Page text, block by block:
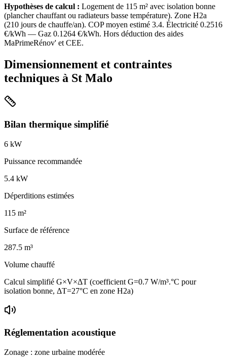
Hypothèses de calcul : Logement de 115 m² avec isolation bonne
(plancher chauffant ou radiateurs basse température). Zone H2a
(210 jours de chauffe/an). COP moyen estimé 3.4. Électricité 0.2516
€/kWh — Gaz 0.1264 €/kWh. Hors déduction des aides
MaPrimeRénov' et CEE.
Dimensionnement et contraintes
techniques à St Malo
Bilan thermique simplifié
6 kW
Puissance recommandée
5.4 kW
Déperditions estimées
115 m²
Surface de référence
287.5 m³
Volume chauffé
Calcul simplifié G×V×ΔT (coefficient G=0.7 W/m³.°C pour
isolation bonne, ΔT=27°C en zone H2a)
Réglementation acoustique
Zonage : zone urbaine modérée